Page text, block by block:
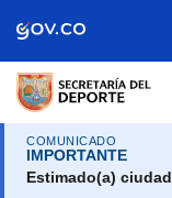
COMUNICADO
IMPORTANTE
Estimado(a)